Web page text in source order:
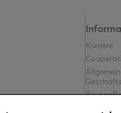
Karriere
Privacy